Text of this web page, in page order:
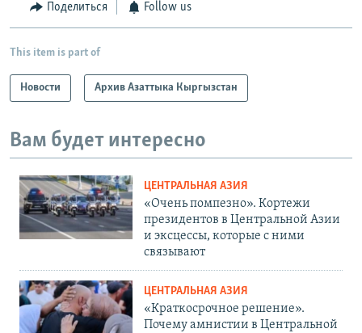
Поделиться Follow us
This item is part of
Новости Архив Азаттыка Кыргызстан
Вам будет интересно
ЦЕНТРАЛЬНАЯ АЗИЯ
«Очень помпезно». Кортежи
президентов в Центральной Азии
и эксцессы, которые с ними
связывают
ЦЕНТРАЛЬНАЯ АЗИЯ
«Краткосрочное решение».
Почему амнистии в Центральной